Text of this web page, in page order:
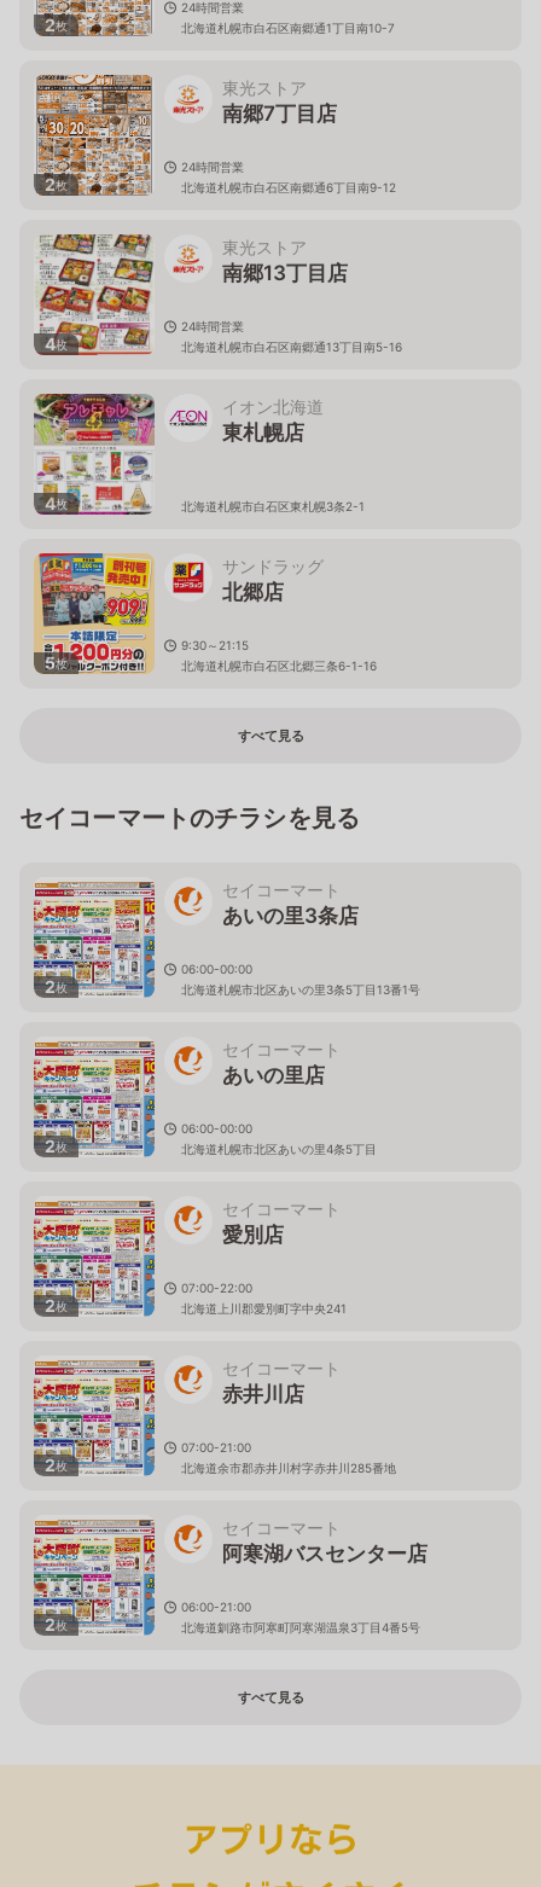
2枚
24時間営業
北海道札幌市白石区南郷通1丁目南10-7
2枚
東光ストア
南郷7丁目店
24時間営業
北海道札幌市白石区南郷通6丁目南9-12
4枚
東光ストア
南郷13丁目店
24時間営業
北海道札幌市白石区南郷通13丁目南5-16
4枚
イオン北海道
東札幌店
北海道札幌市白石区東札幌3条2-1
5枚
サンドラッグ
北郷店
9:30～21:15
北海道札幌市白石区北郷三条6-1-16
すべて見る
セイコーマートのチラシを見る
2枚
セイコーマート
あいの里3条店
06:00-00:00
北海道札幌市北区あいの里3条5丁目13番1号
2枚
セイコーマート
あいの里店
06:00-00:00
北海道札幌市北区あいの里4条5丁目
2枚
セイコーマート
愛別店
07:00-22:00
北海道上川郡愛別町字中央241
2枚
セイコーマート
赤井川店
07:00-21:00
北海道余市郡赤井川村字赤井川285番地
2枚
セイコーマート
阿寒湖バスセンター店
06:00-21:00
北海道釧路市阿寒町阿寒湖温泉3丁目4番5号
すべて見る